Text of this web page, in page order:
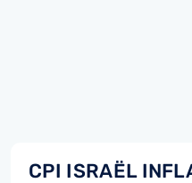
CPI ISRAËL